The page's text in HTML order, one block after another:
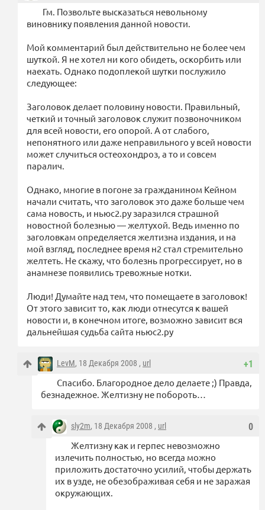
Гм. Позвольте высказаться невольному
виновнику появления данной новости.
Мой комментарий был действительно не более чем
шуткой. Я не хотел ни кого обидеть, оскорбить или
наехать. Однако подоплекой шутки послужило
следующее:
Заголовок делает половину новости. Правильный,
четкий и точный заголовок служит позвоночником
для всей новости, его опорой. А от слабого,
непонятного или даже неправильного у всей новости
может случиться остеохондроз, а то и совсем
паралич.
Однако, многие в погоне за гражданином Кейном
начали считать, что заголовок это даже больше чем
сама новость, и ньюс2.ру заразился страшной
новостной болезнью — желтухой. Ведь именно по
заголовкам определяется желтизна издания, и на
мой взгляд, последнее время н2 стал стремительно
желтеть. Не скажу, что болезнь прогрессирует, но в
анамнезе появились тревожные нотки.
Люди! Думайте над тем, что помещаете в заголовок!
От этого зависит то, как люди отнесутся к вашей
новости и, в конечном итоге, возможно зависит вся
дальнейшая судьба сайта ньюс2.ру
+1
LevM, 18 Декабря 2008 , url
Спасибо. Благородное дело делаете ;) Правда,
безнадежное. Желтизну не побороть…
0
sly2m, 18 Декабря 2008 , url
Желтизну как и герпес невозможно
излечить полностью, но всегда можно
приложить достаточно усилий, чтобы держать
их в узде, не обезображивая себя и не заражая
окружающих.